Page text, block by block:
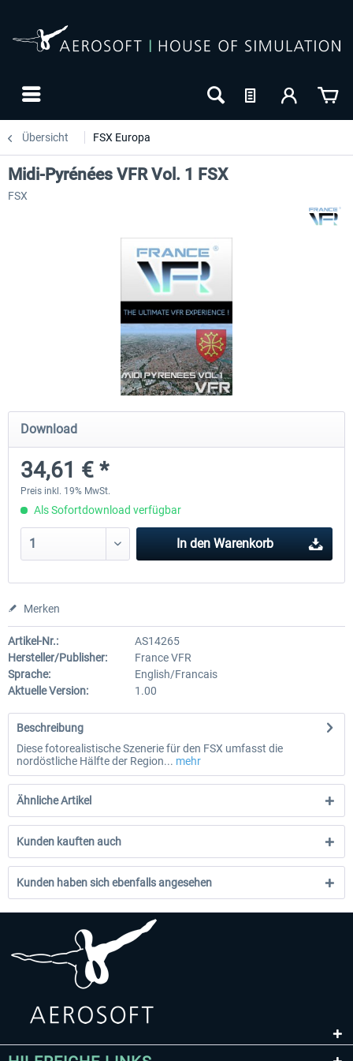
Übersicht FSX Europa
Mega Airport Frankfurt V2.0
29,95 € *
Mega Airport Berlin
Midi-Pyrénées VFR Vol. 1 FSX
FSX
Download
34,61 € *
Preis inkl. 19% MwSt.
Als Sofortdownload verfügbar
In den Warenkorb
Merken
Artikel-Nr.:
AS14265
Hersteller/Publisher:
France VFR
Sprache:
English/Francais
Aktuelle Version:
1.00
Beschreibung
Diese fotorealistische Szenerie für den FSX umfasst die
nordöstliche Hälfte der Region... mehr
Ähnliche Artikel
Kunden kauften auch
Kunden haben sich ebenfalls angesehen